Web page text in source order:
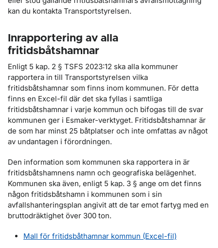
kan du kontakta Transportstyrelsen.
Inrapportering av alla
fritidsbåtshamnar
Enligt 5 kap. 2 § TSFS 2023:12 ska alla kommuner
rapportera in till Transportstyrelsen vilka
fritidsbåtshamnar som finns inom kommunen. För detta
finns en Excel-fil där det ska fyllas i samtliga
fritidsbåtshamnar i varje kommun och bifogas till de svar
kommunen ger i Esmaker-verktyget. Fritidsbåtshamnar är
de som har minst 25 båtplatser och inte omfattas av något
av undantagen i förordningen.
Den information som kommunen ska rapportera in är
fritidsbåtshamnens namn och geografiska belägenhet.
Kommunen ska även, enligt 5 kap. 3 § ange om det finns
någon fritidsbåtshamn i kommunen som i sin
avfallshanteringsplan angivit att de tar emot fartyg med en
bruttodräktighet över 300 ton.
Mall för fritidsbåthamnar kommun (Excel-fil)